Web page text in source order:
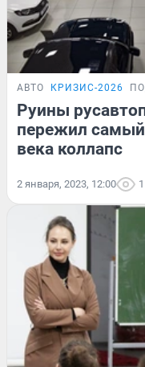
АВТО КРИЗИС-2026
Руины
пережил
века коллапс
2 января, 2023, 12:00